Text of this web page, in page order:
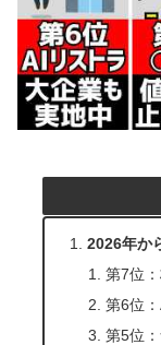
2026年か
第7位
第6位
第5位